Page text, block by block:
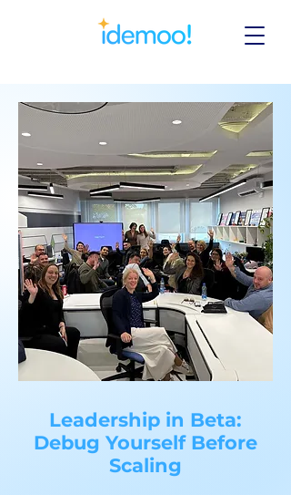
Leadership in Beta:
Debug Yourself Before
Scaling